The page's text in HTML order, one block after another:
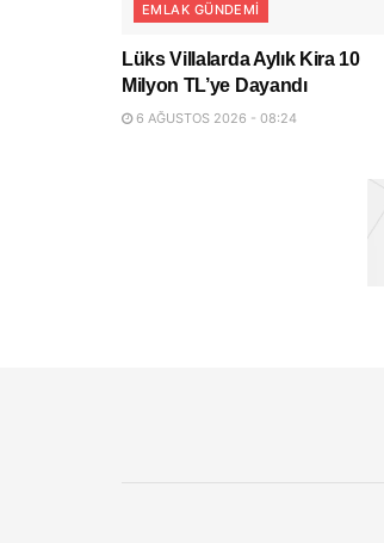
EMLAK GÜNDEMI
Lüks Villalarda Aylık Kira 10
Milyon TL’ye Dayandı
6 AĞUSTOS 2026 - 08:24